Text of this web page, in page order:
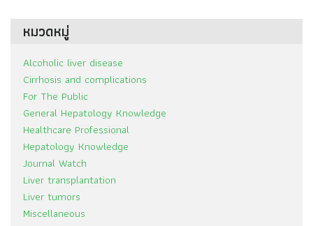
หมวดหมู่
Alcoholic liver disease
Cirrhosis and complications
For The Public
General Hepatology Knowledge
Healthcare Professional
Hepatology Knowledge
Journal Watch
Liver transplantation
Liver tumors
Miscellaneous